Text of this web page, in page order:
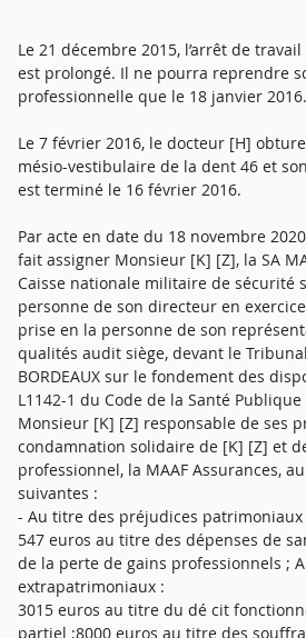
Le 21 décembre 2015, l’arrêt de
est prolongé. Il ne pourra reprendre
professionnelle que le 18 janvier 2016.
Le 7 février 2016, le docteur [H]
mésio-vestibulaire de la dent 46 et
est terminé le 16 février 2016.
Par acte en date du 18 novembre
fait assigner Monsieur [K] [Z], la SA
Caisse nationale militaire de sécurité
personne de son directeur en
prise en la personne de son
qualités audit siège, devant le
BORDEAUX sur le fondement des
L1142-1 du Code de la Santé
Monsieur [K] [Z] responsable de ses
condamnation solidaire de [K] [Z] et
professionnel, la MAAF Assurances,
suivantes :
- Au titre des préjudices patrimoniaux
547 euros au titre des dépenses de
de la perte de gains professionnels ;
extrapatrimoniaux :
3015 euros au titre du dé cit
partiel ;8000 euros au titre des